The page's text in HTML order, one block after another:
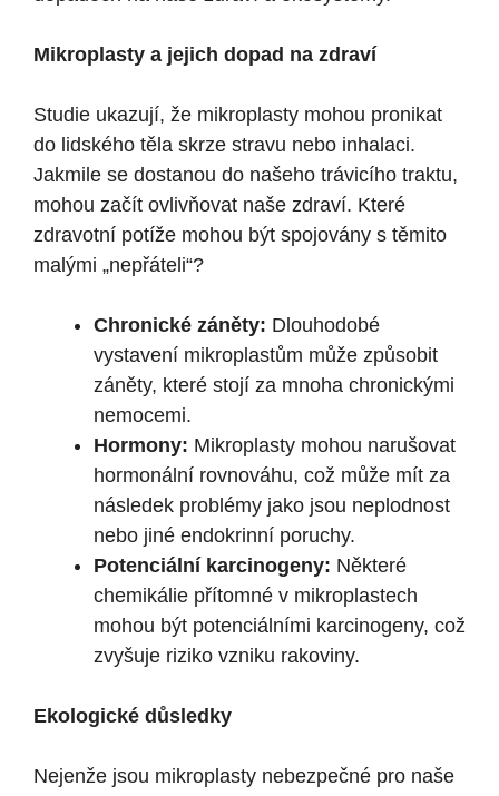
Mikroplasty a jejich dopad na zdraví
Studie ukazují, že mikroplasty mohou pronikat
do lidského těla skrze stravu nebo inhalaci.
Jakmile se dostanou do našeho trávicího traktu,
mohou začít ovlivňovat naše zdraví. Které
zdravotní potíže mohou být spojovány s těmito
malými „nepřáteli“?
Chronické záněty: Dlouhodobé
vystavení mikroplastům může způsobit
záněty, které stojí za mnoha chronickými
nemocemi.
Hormony: Mikroplasty mohou narušovat
hormonální rovnováhu, což může mít za
následek problémy jako jsou neplodnost
nebo jiné endokrinní poruchy.
Potenciální karcinogeny: Některé
chemikálie přítomné v mikroplastech
mohou být potenciálními karcinogeny, což
zvyšuje riziko vzniku rakoviny.
Ekologické důsledky
Nejenže jsou mikroplasty nebezpečné pro naše